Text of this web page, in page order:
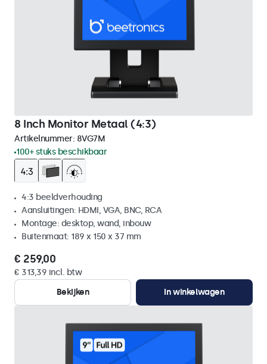
8 Inch Monitor Metaal (4:3)
Artikelnummer: 8VG7M
100+ stuks beschikbaar
4:3 beeldverhouding
Aansluitingen: HDMI, VGA, BNC, RCA
Montage: desktop, wand, inbouw
Buitenmaat: 189 x 150 x 37 mm
€ 259,00
€ 313,39 incl. btw
Bekijken
In winkelwagen